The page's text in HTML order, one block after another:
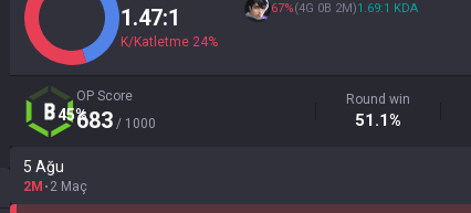
45%
1.47:1
K/Katletme 24%
67%(4G 0B 2M)1.69:1 KDA
OP Score
683 / 1000
Round win
51.1%
5 Ağu
2M 2 Maç